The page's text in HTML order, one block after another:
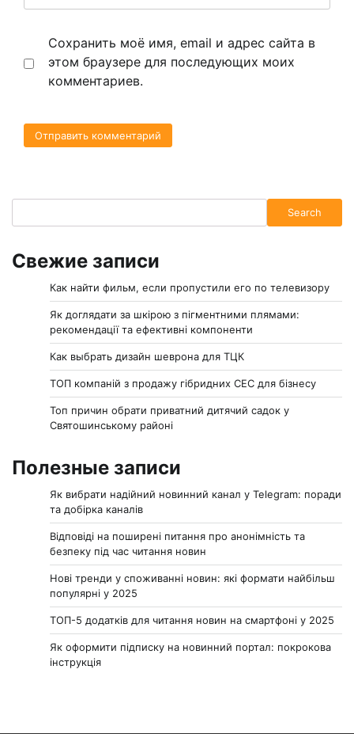
Сохранить моё имя, email и адрес сайта в
этом браузере для последующих моих
комментариев.
Search
Свежие записи
Как найти фильм, если пропустили его по телевизору
Як доглядати за шкірою з пігментними плямами:
рекомендації та ефективні компоненти
Как выбрать дизайн шеврона для ТЦК
ТОП компаній з продажу гібридних СЕС для бізнесу
Топ причин обрати приватний дитячий садок у
Святошинському районі
Полезные записи
Як вибрати надійний новинний канал у Telegram: поради
та добірка каналів
Відповіді на поширені питання про анонімність та
безпеку під час читання новин
Нові тренди у споживанні новин: які формати найбільш
популярні у 2025
ТОП-5 додатків для читання новин на смартфоні у 2025
Як оформити підписку на новинний портал: покрокова
інструкція